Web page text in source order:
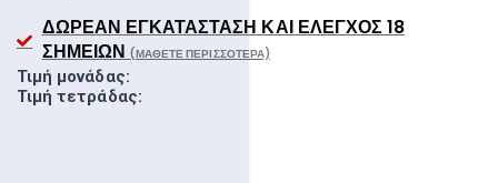
ΔΩΡΕΆΝ ΕΓΚΑΤΆΣΤΑΣΗ ΚΑΙ ΈΛΕΓΧΟΣ 18
ΣΗΜΕΊΩΝ (ΜΆΘΕΤΕ ΠΕΡΙΣΣΌΤΕΡΑ)
Τιμή μονάδας:
Τιμή τετράδας: